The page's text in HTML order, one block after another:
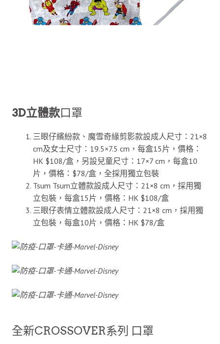
3D立體款口罩
三眼仔繽紛款、魔雪奇緣剪影款設成人尺寸：21×8
cm及女士尺寸：19.5×7.5 cm，每盒15片，價格：
HK $108/盒，另設兒童尺寸：17×7 cm，每盒10
片，價格：$78/盒，全採用獨立包裝
Tsum Tsum立體款設成人尺寸：21×8 cm，採用獨
立包裝，每盒15片，價格：HK $108/盒
三眼仔表情立體款設成人尺寸：21×8 cm，採用獨
立包裝，每盒10片，價格：HK $78/盒
全新CROSSOVER系列 口罩